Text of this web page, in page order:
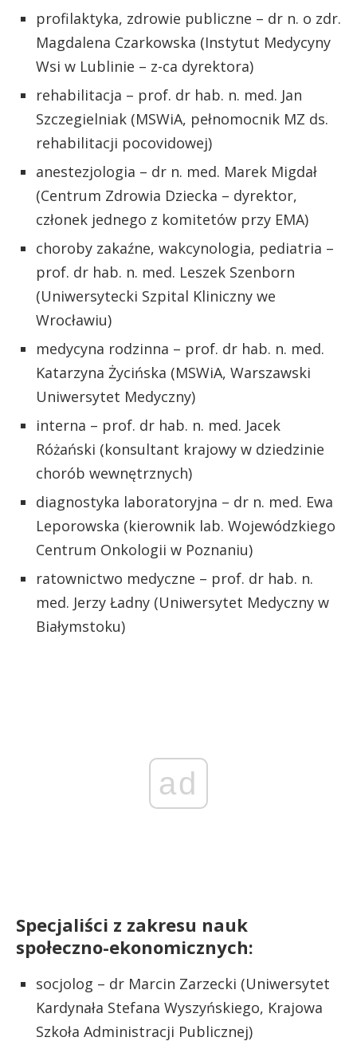
profilaktyka, zdrowie publiczne – dr n. o zdr.
Magdalena Czarkowska (Instytut Medycyny
Wsi w Lublinie – z-ca dyrektora)
rehabilitacja – prof. dr hab. n. med. Jan
Szczegielniak (MSWiA, pełnomocnik MZ ds.
rehabilitacji pocovidowej)
anestezjologia – dr n. med. Marek Migdał
(Centrum Zdrowia Dziecka – dyrektor,
członek jednego z komitetów przy EMA)
choroby zakaźne, wakcynologia, pediatria –
prof. dr hab. n. med. Leszek Szenborn
(Uniwersytecki Szpital Kliniczny we
Wrocławiu)
medycyna rodzinna – prof. dr hab. n. med.
Katarzyna Życińska (MSWiA, Warszawski
Uniwersytet Medyczny)
interna – prof. dr hab. n. med. Jacek
Różański (konsultant krajowy w dziedzinie
chorób wewnętrznych)
diagnostyka laboratoryjna – dr n. med. Ewa
Leporowska (kierownik lab. Wojewódzkiego
Centrum Onkologii w Poznaniu)
ratownictwo medyczne – prof. dr hab. n.
med. Jerzy Ładny (Uniwersytet Medyczny w
Białymstoku)
ad
Specjaliści z zakresu nauk
społeczno-ekonomicznych:
socjolog – dr Marcin Zarzecki (Uniwersytet
Kardynała Stefana Wyszyńskiego, Krajowa
Szkoła Administracji Publicznej)